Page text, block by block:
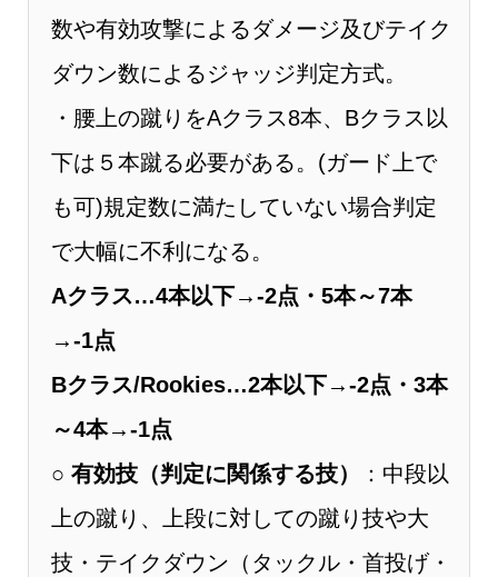
数や有効攻撃によるダメージ及びテイク
ダウン数によるジャッジ判定方式。
・腰上の蹴りをAクラス8本、Bクラス以
下は５本蹴る必要がある。(ガード上で
も可)規定数に満たしていない場合判定
で大幅に不利になる。
Aクラス…4本以下→-2点・5本～7本
→-1点
Bクラス/Rookies…2本以下→-2点・3本
～4本→-1点
○ 有効技（判定に関係する技）
：中段以
上の蹴り、上段に対しての蹴り技や大
技・テイクダウン（タックル・首投げ・